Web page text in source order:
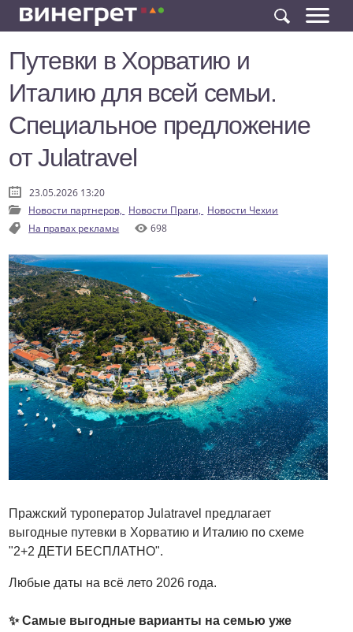
Путевки в Хорватию и
Италию для всей семьи.
Специальное предложение
от Julatravel
23.05.2026 13:20
Новости партнеров, Новости Праги, Новости Чехии
На правах рекламы
698
Пражский туроператор Julatravel предлагает
выгодные путевки в Хорватию и Италию по схеме
"2+2 ДЕТИ БЕСПЛАТНО".
Любые даты на всё лето 2026 года.
✨ Самые выгодные варианты на семью уже